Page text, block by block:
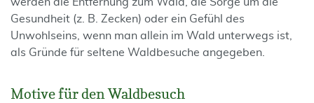
Gesundheit (z. B. Zecken) oder ein Gefühl des
Unwohlseins, wenn man allein im Wald unterwegs ist,
als Gründe für seltene Waldbesuche angegeben.
Motive für den Waldbesuch